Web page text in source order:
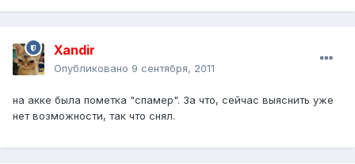
Xandir
Опубликовано 9 сентября, 2011
на акке была пометка "спамер". За что, сейчас выяснить уже
нет возможности, так что снял.